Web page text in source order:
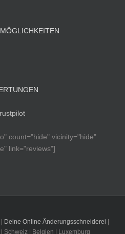
count="hide" vicinity="hide"
link="reviews"]
Deine Online Änderungsschneiderei
Schweiz | Belgien | Luxemburg